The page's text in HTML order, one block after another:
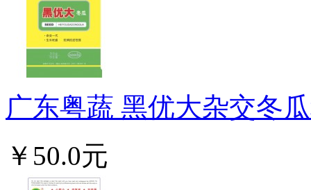
广东粤蔬 黑优大杂交冬
￥50.0元